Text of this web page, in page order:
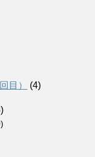
目）
(4)